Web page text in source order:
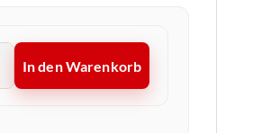
In den Warenkorb